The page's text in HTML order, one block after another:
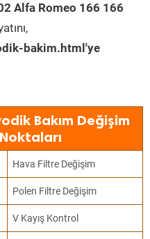
Alfa Romeo 166 166
bakim.html'ye
Bakım Değişim
Hava Filtre Değişim
Polen Filtre Değişim
V Kayış Kontrol